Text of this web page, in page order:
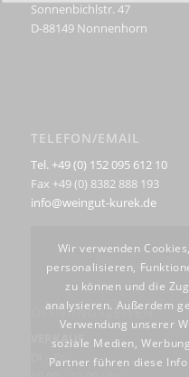
Sonnenbichlstr. 47
D-88149 Nonnenhorn
TELEFON/EMAIL
Tel. +49 (0) 152 095 612 10
Fax +49 (0) 8382 888 193
info@weingut-kurek.de
ÖFFNUNGSZEITEN
VERKAUF
Di – Fr
Wir verwenden
personalisieren,
zu können und die
analysieren. Außerdem
Verwendung unserer
soziale Medien,
Partner führen diese